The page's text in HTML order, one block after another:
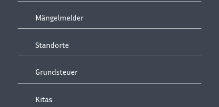
Mängelmelder
Standorte
Grundsteuer
Kitas